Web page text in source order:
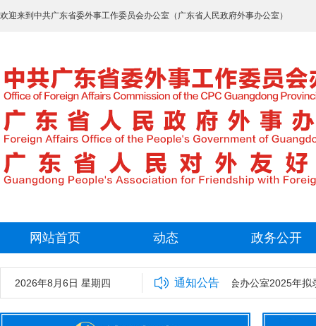
欢迎来到中共广东省委外事工作委员会办公室（广东省人民政府外事办公室）
网站首页 动态 政务公开
2026年8月6日 星期四 通知公告
中共广东省委外事工作委员会办公室2025年拟